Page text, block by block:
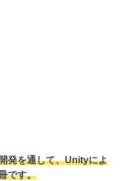
発を通して、Unityによ
です。